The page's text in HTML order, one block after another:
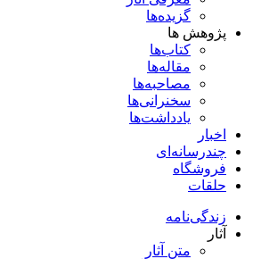
گزیده‌ها
پژوهش ها
کتاب‌ها
مقاله‌ها
مصاحبه‌ها
سخنرانی‌ها
یادداشت‌ها
اخبار
چندرسانه‌ای
فروشگاه
حلقات
زندگی‌نامه
آثار
متن آثار